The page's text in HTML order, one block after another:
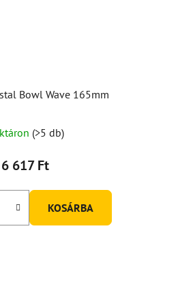
Bowl Wave 165mm
(>5 db)
6 617 Ft
KOSÁRBA